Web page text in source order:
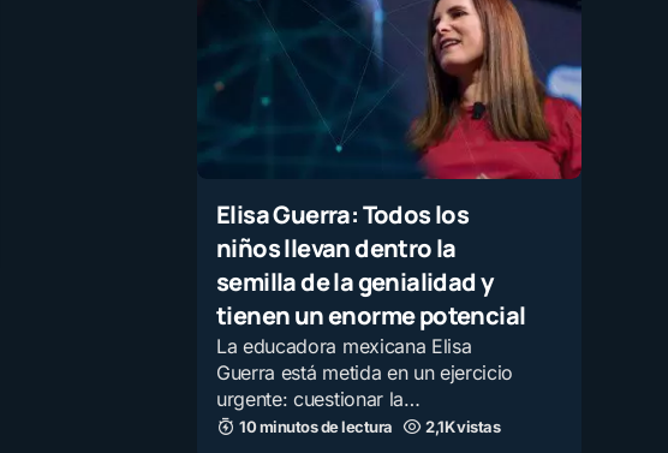
Elisa Guerra: Todos los
niños llevan dentro la
semilla de la genialidad y
tienen un enorme potencial
La educadora mexicana Elisa
Guerra está metida en un ejercicio
urgente: cuestionar la…
10 minutos de lectura 2,1K vistas